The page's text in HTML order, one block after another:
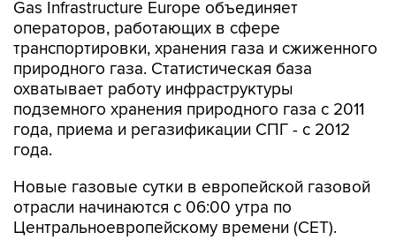
Gas Infrastructure Europe объединяет
операторов, работающих в сфере
транспортировки, хранения газа и сжиженного
природного газа. Статистическая база
охватывает работу инфраструктуры
подземного хранения природного газа с 2011
года, приема и регазификации СПГ - с 2012
года.
Новые газовые сутки в европейской газовой
отрасли начинаются c 06:00 утра по
Центральноевропейскому времени (CET).